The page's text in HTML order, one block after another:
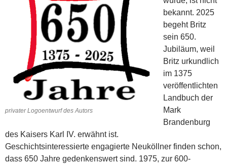
privater Logoentwurf des Autors
bekannt. 2025
begeht Britz
sein 650.
Jubiläum, weil
Britz urkundlich
im 1375
veröffentlichten
Landbuch der
Mark
Brandenburg
des Kaisers Karl IV. erwähnt ist.
Geschichtsinteressierte engagierte Neuköllner finden schon,
dass 650 Jahre gedenkenswert sind. 1975, zur 600-